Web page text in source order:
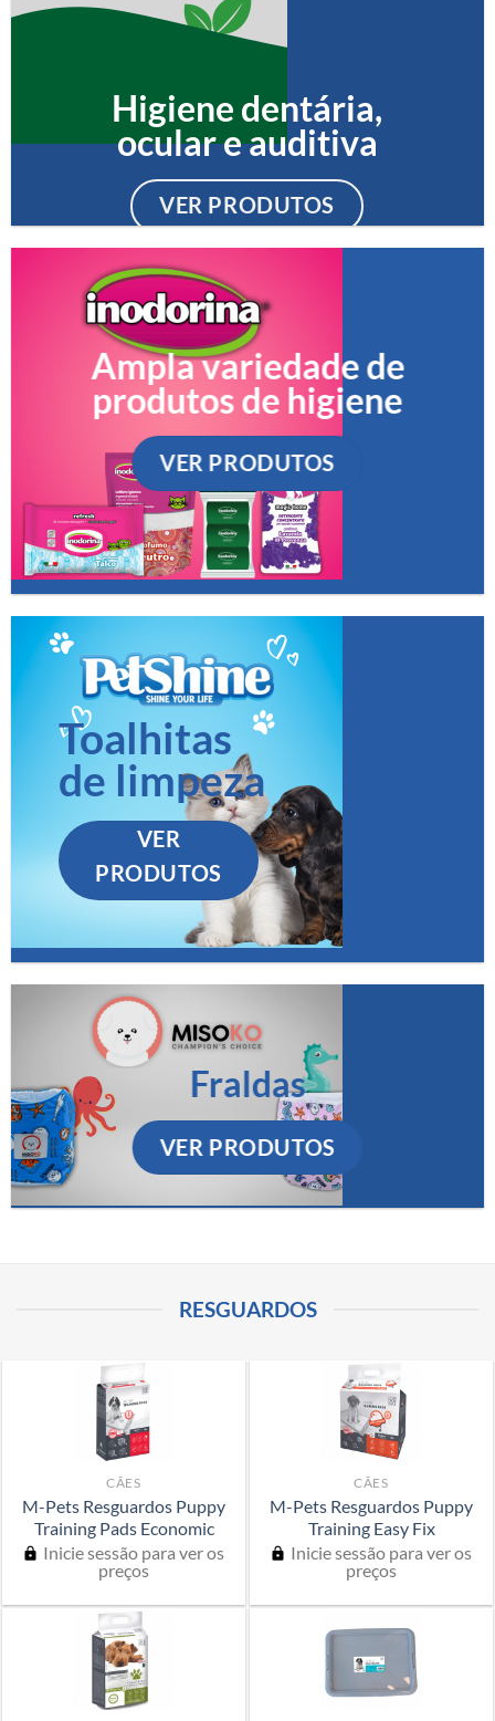
Higiene dentária,
ocular e auditiva
VER PRODUTOS
Ampla variedade de
produtos de higiene
VER PRODUTOS
Toalhitas
de limpeza
VER
PRODUTOS
Fraldas
VER PRODUTOS
RESGUARDOS
CÃES
M-Pets Resguardos Puppy
Training Pads Economic
Inicie sessão para ver os
preços
CÃES
M-Pets Resguardos Puppy
Training Easy Fix
Inicie sessão para ver os
preços